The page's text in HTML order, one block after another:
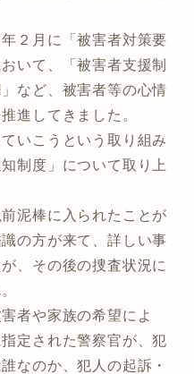
２月に「被害者対策要
いて、「被害者支援制
など、被害者等の心情
進してきました。
いこうという取り組み
制度」について取り上
泥棒に入られたことが
の方が来て、詳しい事
、その後の捜査状況に
者や家族の希望によ
定された警察官が、犯
なのか、犯人の起訴・